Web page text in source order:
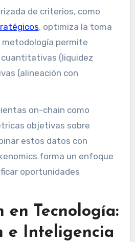
de criterios, como
, optimiza la toma
metodología permite
(liquidez
(alineación con
on-chain como
objetivas sobre
estos datos con
forma un enfoque
oportunidades
en Tecnología:
e Inteligencia